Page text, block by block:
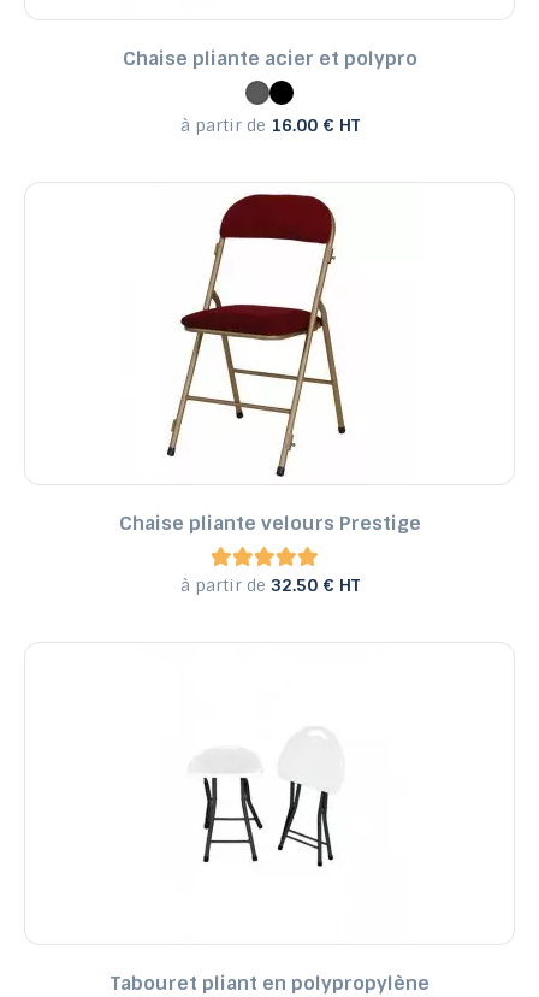
Chaise pliante acier et polypro
à partir de 16.00 € HT
Chaise pliante velours Prestige
à partir de 32.50 € HT
Tabouret pliant en polypropylène